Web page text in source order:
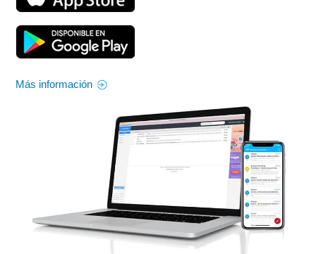
Más información